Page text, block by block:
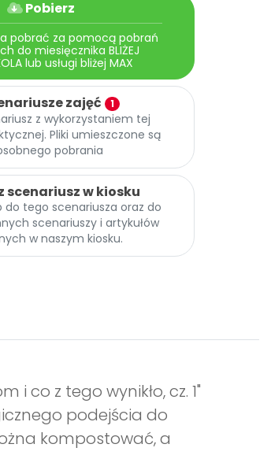
Pobierz
pobrać za pomocą pobrań
do miesięcznika BLIŻEJ
lub usługi bliżej MAX
zajęć 1
z wykorzystaniem tej
Pliki umieszczone są
pobrania
scenariusz w kiosku
do tego scenariusza oraz do
scenariuszy i artykułów
w naszym kiosku.
i co z tego wynikło, cz. 1"
podejścia do
kompostować, a